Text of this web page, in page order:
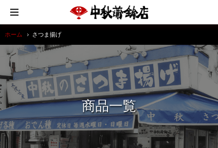
ホーム さつま揚げ
商品一覧